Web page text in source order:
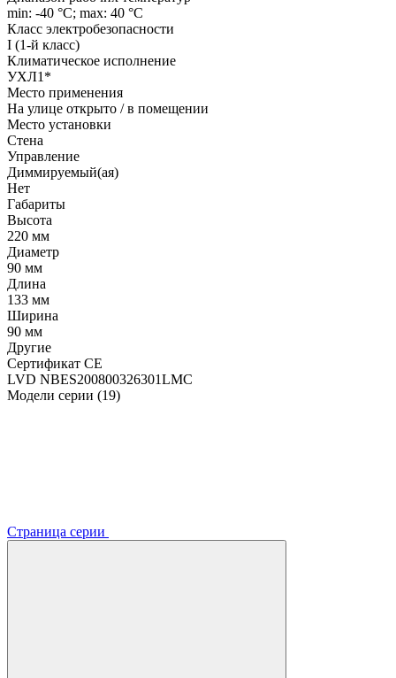
min: -40 °C; max: 40 °C
Класс электробезопасности
I (1-й класс)
Климатическое исполнение
УХЛ1*
Место применения
На улице открыто / в помещении
Место установки
Стена
Управление
Диммируемый(ая)
Нет
Габариты
Высота
220 мм
Диаметр
90 мм
Длина
133 мм
Ширина
90 мм
Другие
Сертификат CE
LVD NBES200800326301LMC
Модели серии (19)
Страница серии